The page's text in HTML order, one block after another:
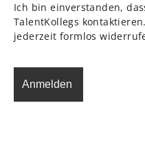
Ich bin einverstanden,
TalentKollegs
jederzeit formlos